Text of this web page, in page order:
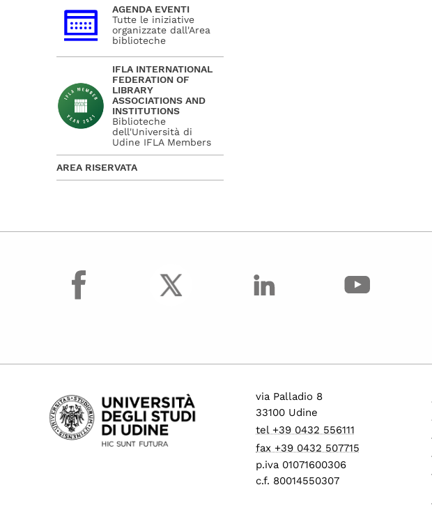
AGENDA EVENTI
Tutte le iniziative
organizzate dall'Area
biblioteche
IFLA INTERNATIONAL
FEDERATION OF
LIBRARY
ASSOCIATIONS AND
INSTITUTIONS
Biblioteche
dell'Università di
Udine IFLA Members
AREA RISERVATA
facebook
via Palladio 8
33100 Udine
tel +39 0432 556111
fax +39 0432 507715
p.iva 01071600306
c.f. 80014550307